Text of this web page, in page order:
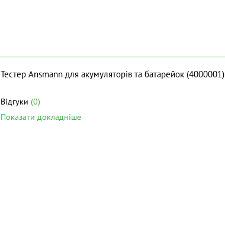
Тестер Ansmann для акумуляторів та батарейок (4000001)
Відгуки (0)
Показати докладніше